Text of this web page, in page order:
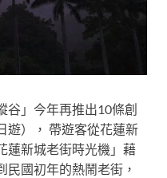
谷」今年再推出10條創
遊）， 帶遊客從花蓮新
蓮新城老街時光機」藉
民國初年的熱鬧老街，